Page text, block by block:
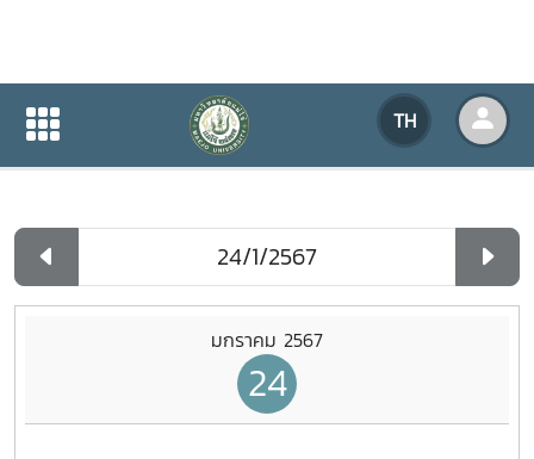
TH
ปฏิทินกิจกรรมของหน่วยงาน
ปฏิทินกิจกรรมของหน่วยงาน
มกราคม 2567
24